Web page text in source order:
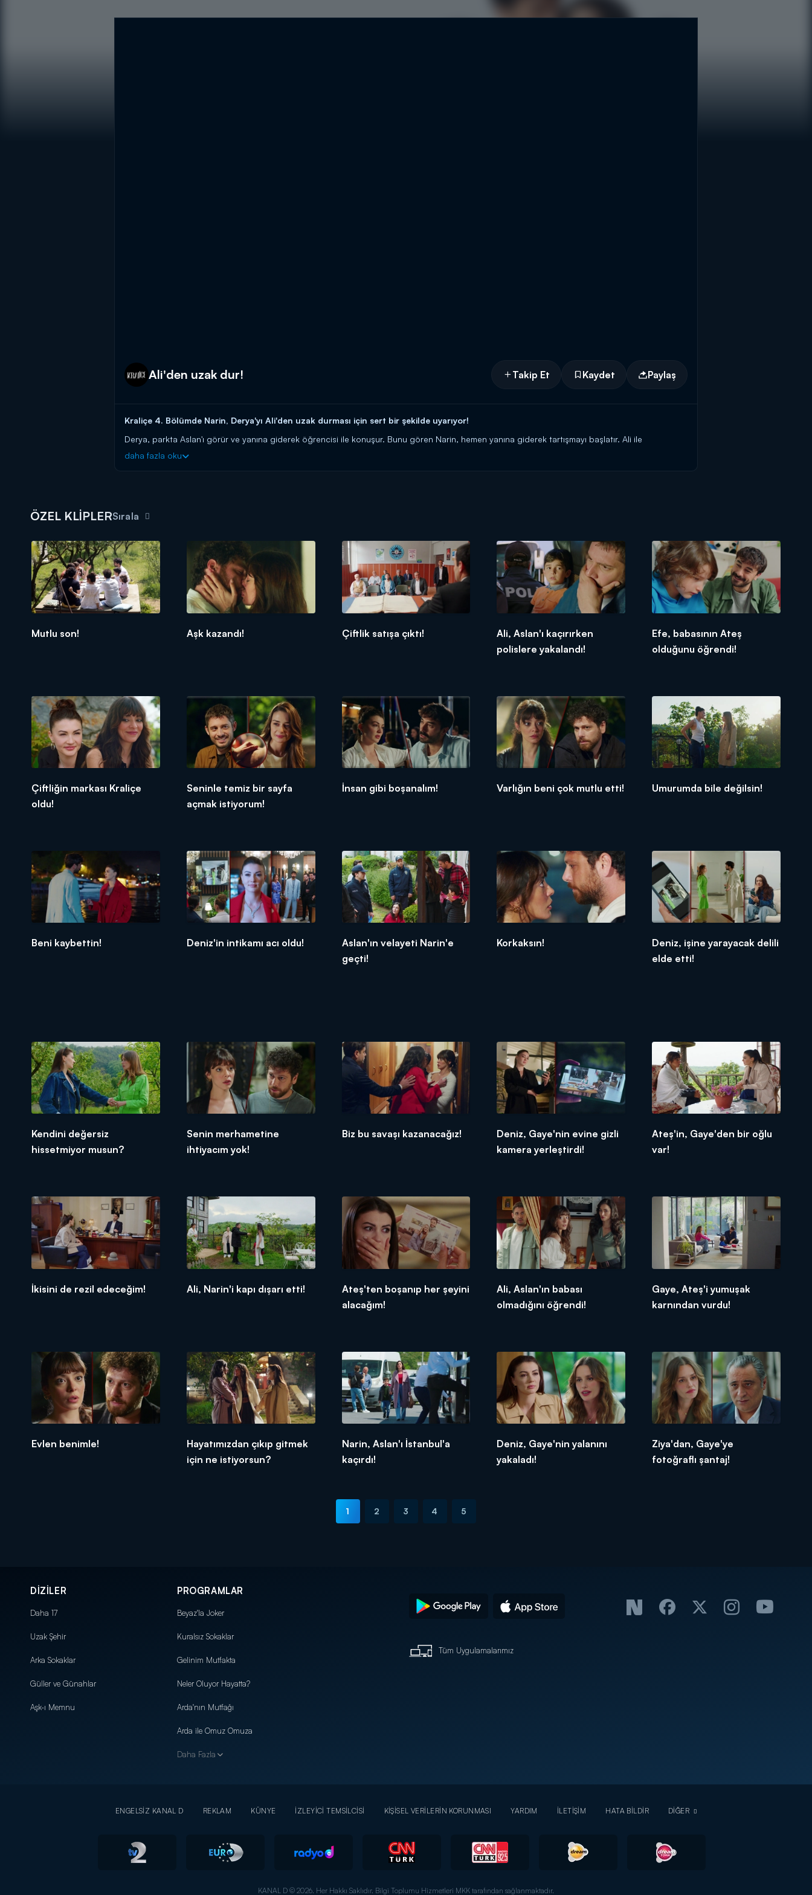
Ali'den uzak dur! Takip Et Kaydet Paylaş
Kraliçe 4. Bölümde Narin, Derya'yı Ali'den uzak durması için sert bir şekilde uyarıyor!
Derya, parkta Aslan'ı görür ve yanına giderek öğrencisi ile konuşur. Bunu gören Narin, hemen yanına giderek tartışmayı başlatır. Ali ile
ilgilendiğini düşündüğü Derya'yı sert bir şekilde uyarır. Sonrasında Derya, Ali ile karşılaşır.
daha fazla oku
ÖZEL KLİPLERSırala
Mutlu son! Aşk kazandı! Çiftlik satışa çıktı!
Ali, Aslan'ı kaçırırken
polislere yakalandı!
Efe, babasının Ateş
olduğunu öğrendi!
Çiftliğin markası Kraliçe
oldu!
Seninle temiz bir sayfa
açmak istiyorum!
İnsan gibi boşanalım! Varlığın beni çok mutlu etti! Umurumda bile değilsin!
Beni kaybettin! Deniz'in intikamı acı oldu!
Aslan'ın velayeti Narin'e
geçti!
Korkaksın!
Deniz, işine yarayacak delili
elde etti!
Kendini değersiz
hissetmiyor musun?
Senin merhametine
ihtiyacım yok!
Biz bu savaşı kazanacağız!
Deniz, Gaye'nin evine gizli
kamera yerleştirdi!
Ateş'in, Gaye'den bir oğlu
var!
İkisini de rezil edeceğim! Ali, Narin'i kapı dışarı etti!
Ateş'ten boşanıp her şeyini
alacağım!
Ali, Aslan'ın babası
olmadığını öğrendi!
Gaye, Ateş'i yumuşak
karnından vurdu!
Evlen benimle!
Hayatımızdan çıkıp gitmek
için ne istiyorsun?
Narin, Aslan'ı İstanbul'a
kaçırdı!
Deniz, Gaye'nin yalanını
yakaladı!
Ziya'dan, Gaye'ye
fotoğraflı şantaj!
1 2 3 4 5
DİZİLER
Daha 17
Uzak Şehir
Arka Sokaklar
Güller ve Günahlar
Aşk-ı Memnu
PROGRAMLAR
Beyaz'la Joker
Kuralsız Sokaklar
Gelinim Mutfakta
Neler Oluyor Hayatta?
Arda'nın Mutfağı
Arda ile Omuz Omuza
Daha Fazla
Tüm Uygulamalarımız
ENGELSİZ KANAL D REKLAM KÜNYE İZLEYİCİ TEMSİLCİSİ KİŞİSEL VERİLERİN KORUNMASI YARDIM İLETİŞİM HATA BİLDİR DİĞER
KANAL D © 2026. Her Hakkı Saklıdır. Bilgi Toplumu Hizmetleri MKK tarafından sağlanmaktadır.